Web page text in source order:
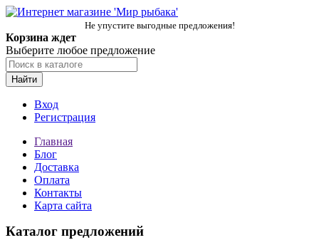
Не упустите выгодные предложения!
Корзина ждет
Выберите любое предложение
Найти
Вход
Регистрация
Главная
Блог
Доставка
Оплата
Контакты
Карта сайта
Каталог предложений